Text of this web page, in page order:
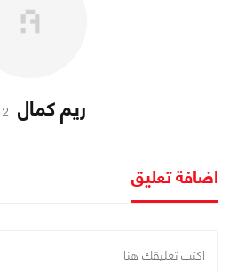
ريم كمال 2 متابع
اضافة تعليق